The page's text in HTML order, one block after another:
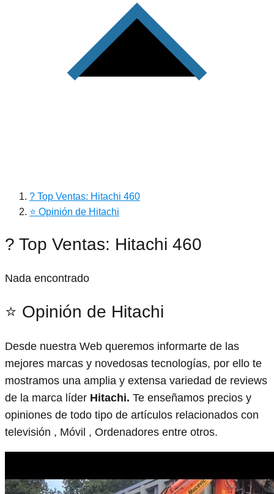
? Top Ventas: Hitachi 460
⭐ Opinión de Hitachi
? Top Ventas: Hitachi 460
Nada encontrado
⭐ Opinión de Hitachi
Desde nuestra Web queremos informarte de las
mejores marcas y novedosas tecnologías, por ello te
mostramos una amplia y extensa variedad de reviews
de la marca líder Hitachi. Te enseñamos precios y
opiniones de todo tipo de artículos relacionados con
televisión , Móvil , Ordenadores entre otros.